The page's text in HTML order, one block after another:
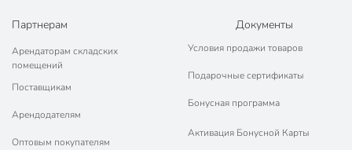
Партнерам
Арендаторам складских
помещений
Поставщикам
Арендодателям
Оптовым покупателям
Документы
Условия продажи товаров
Подарочные сертификаты
Бонусная программа
Активация Бонусной Карты